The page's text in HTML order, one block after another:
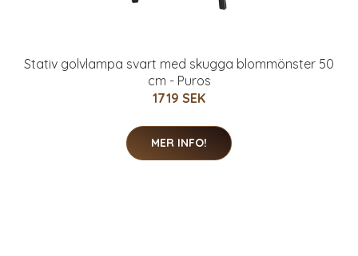
Stativ golvlampa svart med skugga blommönster 50
cm - Puros
1719 SEK
MER INFO!